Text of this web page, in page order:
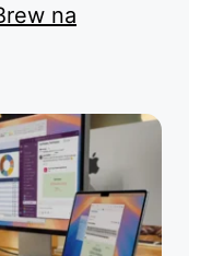
na